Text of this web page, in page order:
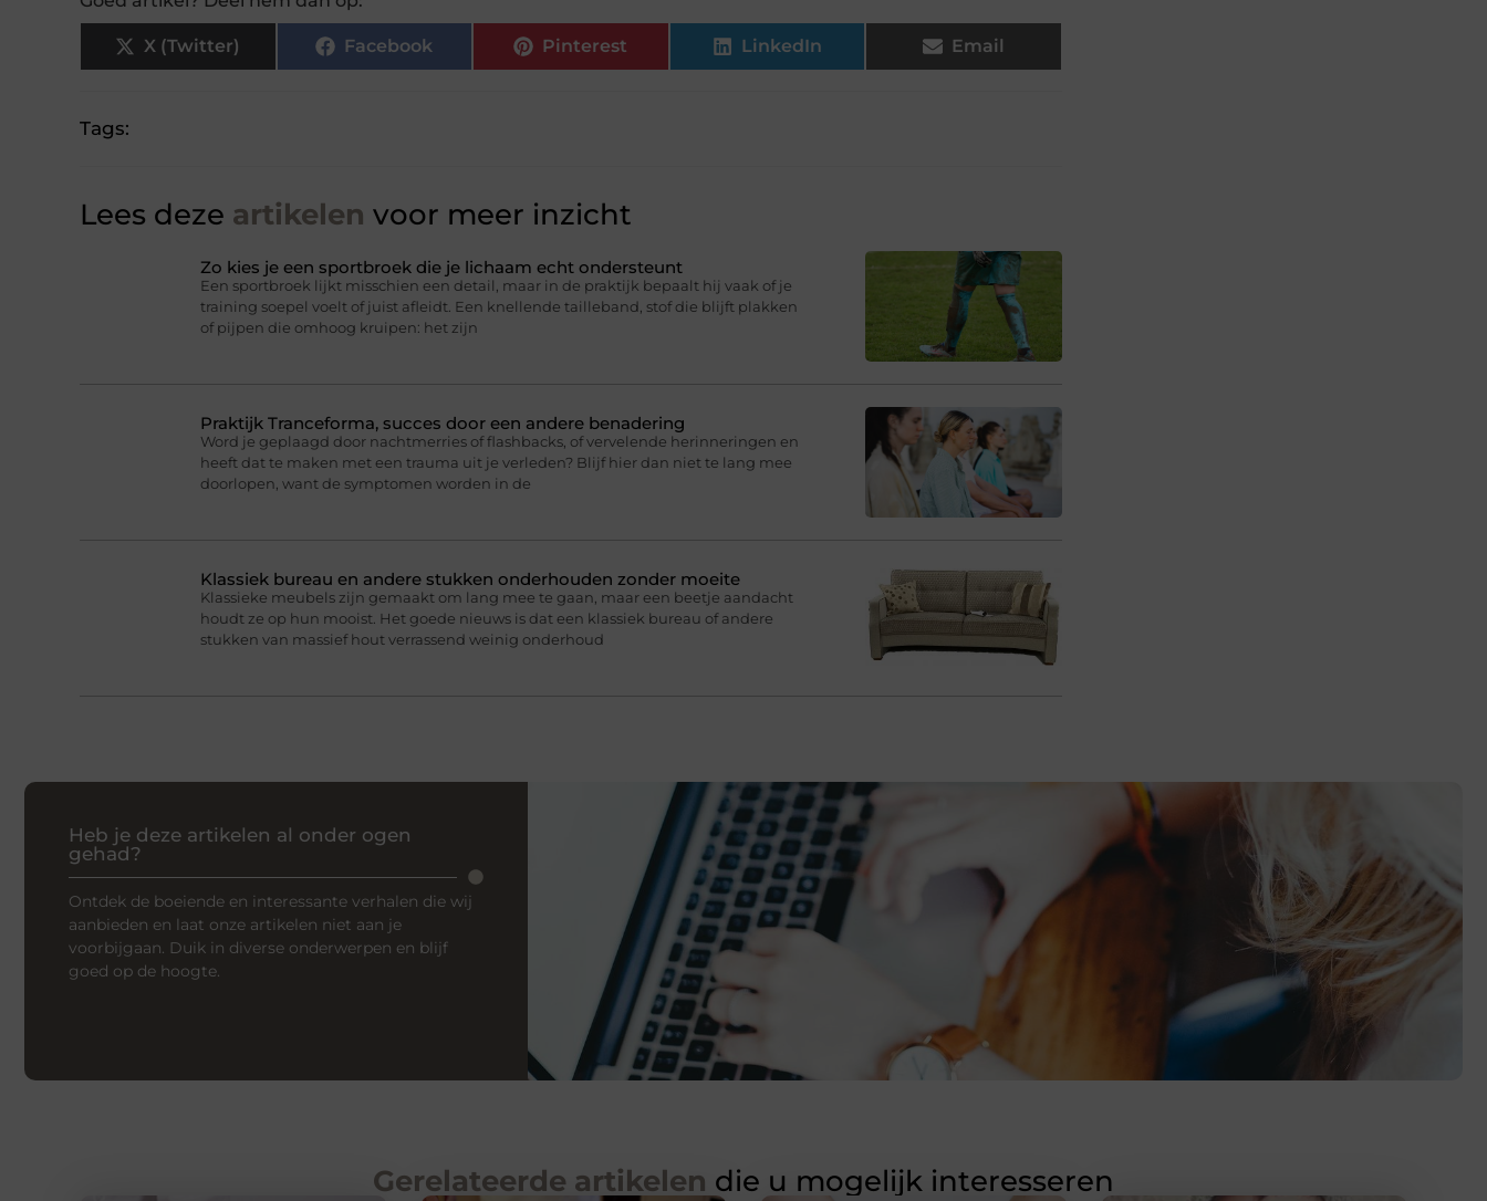
X (Twitter) Facebook Pinterest LinkedIn Email
Tags:
Lees deze artikelen voor meer inzicht
Zo kies je een sportbroek die je lichaam echt ondersteunt
Een sportbroek lijkt misschien een detail, maar in de praktijk bepaalt hij vaak of je
training soepel voelt of juist afleidt. Een knellende tailleband, stof die blijft plakken
of pijpen die omhoog kruipen: het zijn
Praktijk Tranceforma, succes door een andere benadering
Word je geplaagd door nachtmerries of flashbacks, of vervelende herinneringen en
heeft dat te maken met een trauma uit je verleden? Blijf hier dan niet te lang mee
doorlopen, want de symptomen worden in de
Klassiek bureau en andere stukken onderhouden zonder moeite
Klassieke meubels zijn gemaakt om lang mee te gaan, maar een beetje aandacht
houdt ze op hun mooist. Het goede nieuws is dat een klassiek bureau of andere
stukken van massief hout verrassend weinig onderhoud
Heb je deze artikelen al onder ogen
gehad?
Ontdek de boeiende en interessante verhalen die wij
aanbieden en laat onze artikelen niet aan je
voorbijgaan. Duik in diverse onderwerpen en blijf
goed op de hoogte.
Gerelateerde artikelen die u mogelijk interesseren